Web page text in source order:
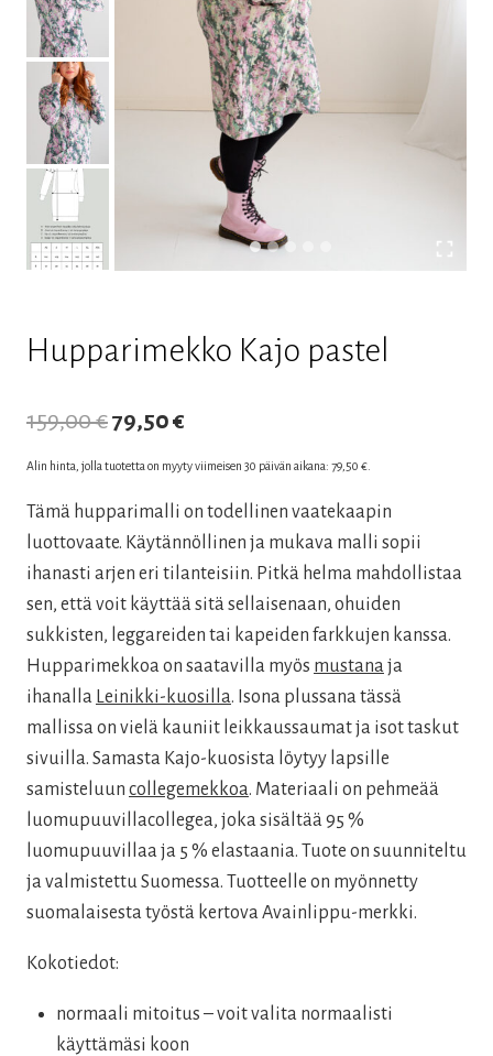
Hupparimekko Kajo pastel
159,00€Alkuperäinen
hinta
oli:
159,00 €.
79,50€
hinta
79,50 €.
Alin hinta, jolla tuotetta on myyty viimeisen 30 päivän aikana: 79,50 €
Tämä hupparimalli on todellinen vaatekaapin
luottovaate. Käytännöllinen ja mukava malli sopii
ihanasti arjen eri tilanteisiin. Pitkä helma mahdollistaa
sen, että voit käyttää sitä sellaisenaan, ohuiden
sukkisten, leggareiden tai kapeiden farkkujen kanssa.
Hupparimekkoa on saatavilla myös mustana ja
ihanalla
Leinikki-kuosilla. Isona plussana tässä
mallissa on vielä kauniit leikkaussaumat ja isot taskut
sivuilla. Samasta Kajo-kuosista löytyy lapsille
samisteluun collegemekkoa. Materiaali on pehmeää
luomupuuvillacollegea, joka sisältää 95 %
luomupuuvillaa ja 5 % elastaania. Tuote on suunniteltu
ja valmistettu Suomessa. Tuotteelle on myönnetty
suomalaisesta työstä kertova Avainlippu-merkki.
Kokotiedot:
normaali mitoitus – voit valita normaalisti
käyttämäsi koon